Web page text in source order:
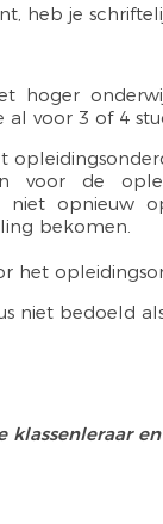
heb je
hoger
al voor 3 of 4
voor de
niet opnieuw
bekomen.
het
niet bedoeld
klassenleraar